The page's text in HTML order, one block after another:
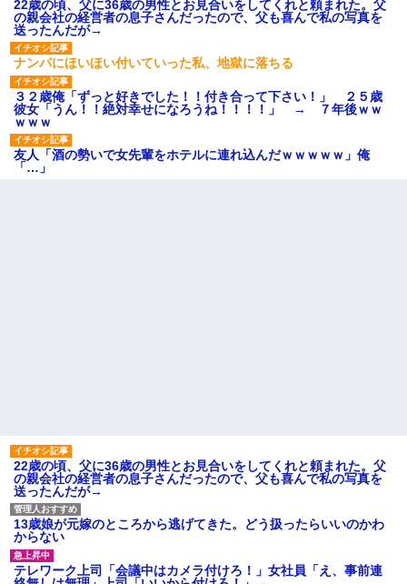
22歳の頃、父に36歳の男性とお見合いをしてくれと頼まれた。父
の親会社の経営者の息子さんだったので、父も喜んで私の写真を
送ったんだが→
ナンパにほいほい付いていった私、地獄に落ちる
３２歳俺「ずっと好きでした！！付き合って下さい！」 ２５歳
彼女「うん！！絶対幸せになろうね！！！！」 → ７年後ｗｗ
ｗｗｗ
友人「酒の勢いで女先輩をホテルに連れ込んだｗｗｗｗｗ」俺
「…」
22歳の頃、父に36歳の男性とお見合いをしてくれと頼まれた。父
の親会社の経営者の息子さんだったので、父も喜んで私の写真を
送ったんだが→
13歳娘が元嫁のところから逃げてきた。どう扱ったらいいのかわ
からない
テレワーク上司「会議中はカメラ付けろ！」女社員「え、事前連